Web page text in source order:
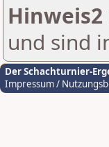
Hinweis2
und sind
Der Schachturnier-
Impressum /